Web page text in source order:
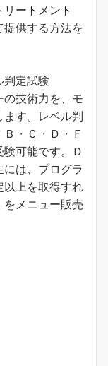
ートメント
提供する方法を
定試験
技術力を、モ
す。レベル判
・Ｃ・Ｄ・Ｆ
可能です。Ｄ
は、プログラ
以上を取得すれ
メニュー販売